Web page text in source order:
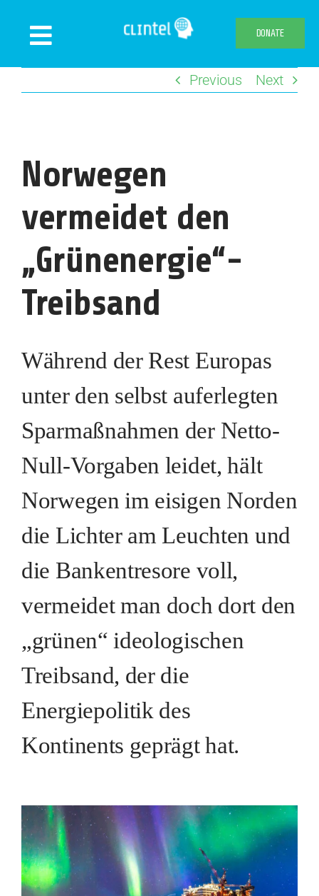
Toggle
Navigation
Declaration
About us
DONATE
Previous Next
Norwegen
vermeidet den
„Grünenergie“-
Treibsand
Während der Rest Europas
unter den selbst auferlegten
Sparmaßnahmen der Netto-
Null-Vorgaben leidet, hält
Norwegen im eisigen Norden
die Lichter am Leuchten und
die Bankentresore voll,
vermeidet man doch dort den
„grünen“ ideologischen
Treibsand, der die
Energiepolitik des
Kontinents geprägt hat.